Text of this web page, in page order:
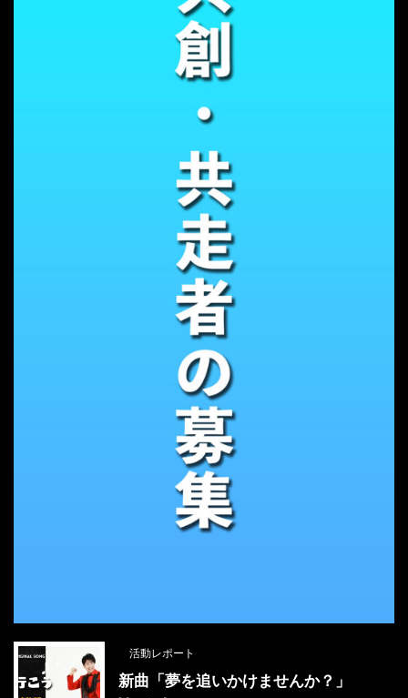
活動レポート
新曲「夢を追いかけませんか？」